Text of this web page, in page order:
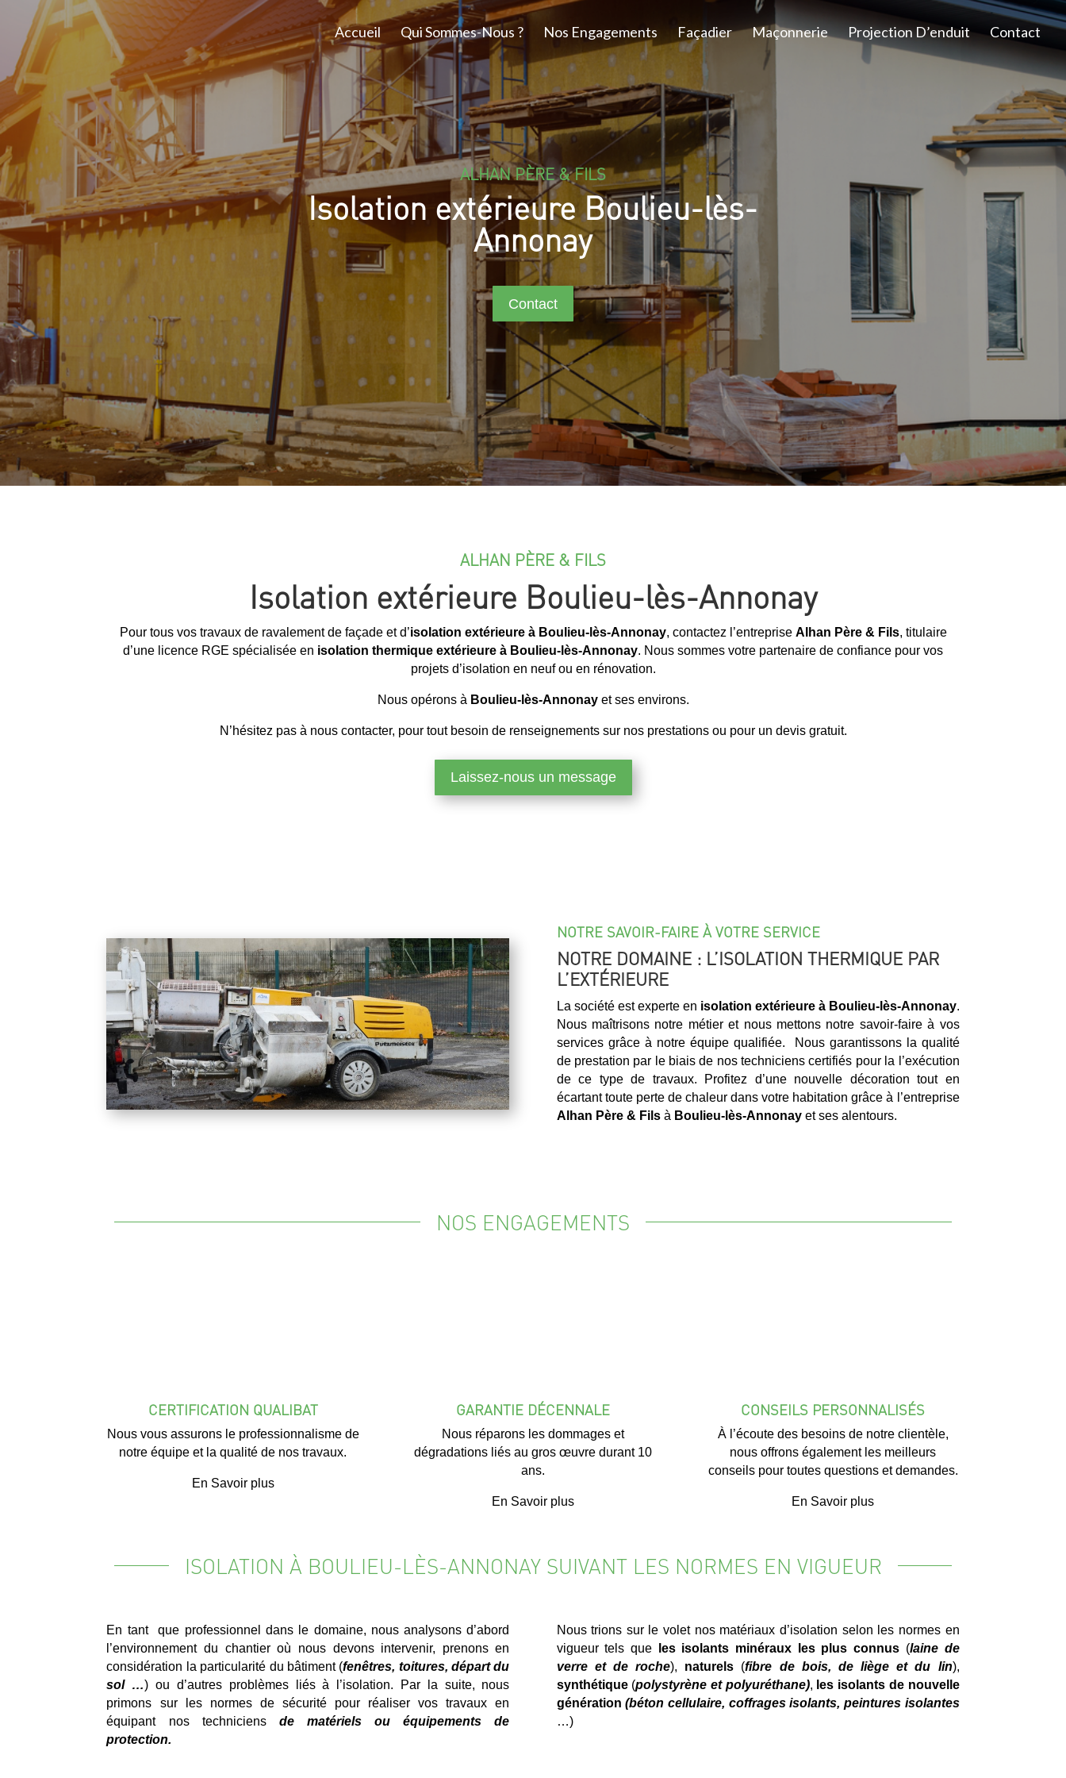
Accueil Qui Sommes-Nous ? Nos Engagements Façadier Maçonnerie Projection D’enduit Contact
ALHAN PÈRE & FILS
Isolation extérieure Boulieu-lès-
Annonay
Contact
ALHAN PÈRE & FILS
Isolation extérieure Boulieu-lès-Annonay
Pour tous vos travaux de ravalement de façade et d’isolation extérieure à Boulieu-lès-Annonay, contactez l’entreprise Alhan Père & Fils, titulaire
d’une licence RGE spécialisée en isolation thermique extérieure à Boulieu-lès-Annonay. Nous sommes votre partenaire de confiance pour vos
projets d’isolation en neuf ou en rénovation.
Nous opérons à Boulieu-lès-Annonayet ses environs.
N’hésitez pas à nous contacter, pour tout besoin de renseignements sur nos prestations ou pour un devis gratuit.
Laissez-nous un message
NOTRE SAVOIR-FAIRE À VOTRE SERVICE
NOTRE DOMAINE : L’ISOLATION THERMIQUE PAR
L’EXTÉRIEURE
La société est experte en isolation extérieure à Boulieu-lès-Annonay.
Nous maîtrisons notre métier et nous mettons notre savoir-faire à vos
services grâce à notre équipe qualifiée. Nous garantissons la qualité
de prestation par le biais de nos techniciens certifiés pour la l’exécution
de ce type de travaux. Profitez d’une nouvelle décoration tout en
écartant toute perte de chaleur dans votre habitation grâce à l’entreprise
Alhan Père & Filsà Boulieu-lès-Annonay et ses alentours.
NOS ENGAGEMENTS
CERTIFICATION QUALIBAT
Nous vous assurons le professionnalisme de
notre équipe et la qualité de nos travaux.
En Savoir plus
GARANTIE DÉCENNALE
Nous réparons les dommages et
dégradations liés au gros œuvre durant 10
ans.
En Savoir plus
CONSEILS PERSONNALISÉS
À l’écoute des besoins de notre clientèle,
nous offrons également les meilleurs
conseils pour toutes questions et demandes.
En Savoir plus
ISOLATION À BOULIEU-LÈS-ANNONAY SUIVANT LES NORMES EN VIGUEUR
En tant que professionnel dans le domaine, nous analysons d’abord
l’environnement du chantier où nous devons intervenir, prenons en
considération la particularité du bâtiment (fenêtres, toitures, départ du
sol …) ou d’autres problèmes liés à l’isolation. Par la suite, nous
primons sur les normes de sécurité pour réaliser vos travaux en
équipant nos techniciens de matériels ou équipements de
protection.
Nous trions sur le volet nos matériaux d’isolation selon les normes en
vigueur tels queles isolants minéraux les plus connus (laine de
verre et de roche), naturels (fibre de bois, de liège et du lin),
synthétique(polystyrène et polyuréthane), les isolants de nouvelle
génération (béton cellulaire, coffrages isolants, peintures isolantes
…)